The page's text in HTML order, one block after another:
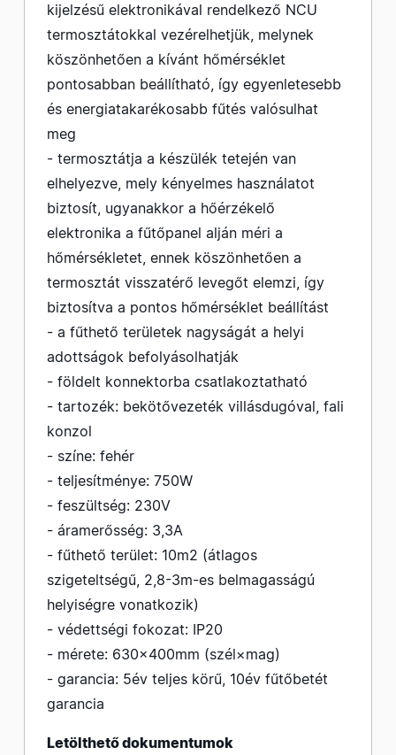
kijelzésű elektronikával rendelkező NCU
termosztátokkal vezérelhetjük, melynek
köszönhetően a kívánt hőmérséklet
pontosabban beállítható, így egyenletesebb
és energiatakarékosabb fűtés valósulhat
meg
- termosztátja a készülék tetején van
elhelyezve, mely kényelmes használatot
biztosít, ugyanakkor a hőérzékelő
elektronika a fűtőpanel alján méri a
hőmérsékletet, ennek köszönhetően a
termosztát visszatérő levegőt elemzi, így
biztosítva a pontos hőmérséklet beállítást
- a fűthető területek nagyságát a helyi
adottságok befolyásolhatják
- földelt konnektorba csatlakoztatható
- tartozék: bekötővezeték villásdugóval, fali
konzol
- színe: fehér
- teljesítménye: 750W
- feszültség: 230V
- áramerősség: 3,3A
- fűthető terület: 10m2 (átlagos
szigeteltségű, 2,8-3m-es belmagasságú
helyiségre vonatkozik)
- védettségi fokozat: IP20
- mérete: 630×400mm (szél×mag)
- garancia: 5év teljes körű, 10év fűtőbetét
garancia
Letölthető dokumentumok